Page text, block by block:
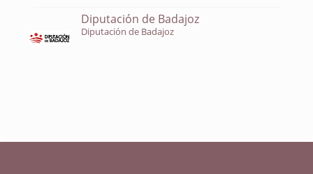
Diputación de Badajoz
Diputación de Badajoz